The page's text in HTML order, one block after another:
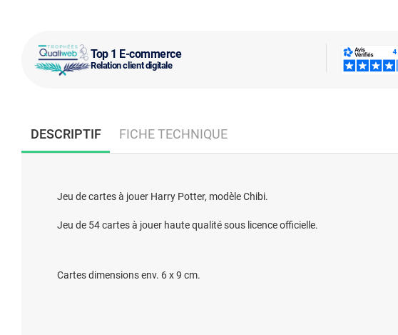
Top 1 E-commerce
Relation client digitale
DESCRIPTIF FICHE TECHNIQUE
Jeu de cartes à jouer Harry Potter, modèle Chibi.
Jeu de 54 cartes à jouer haute qualité sous licence officielle.
Cartes dimensions env. 6 x 9 cm.